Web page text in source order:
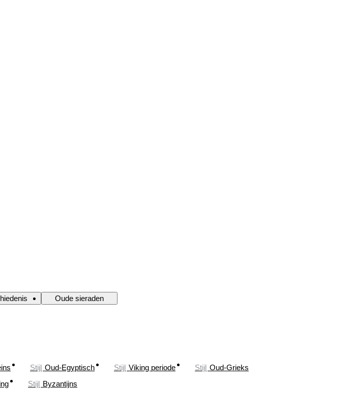
Oude sieraden
Stijl Oud-Egyptisch Stijl Viking periode Stijl Oud-Grieks
Stijl Byzantijns